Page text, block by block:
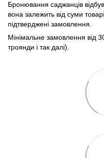
Бронювання саджанців
вона залежить від суми
підтверджені замовлення.
Мінімальне замовлення від
троянди і так далі).